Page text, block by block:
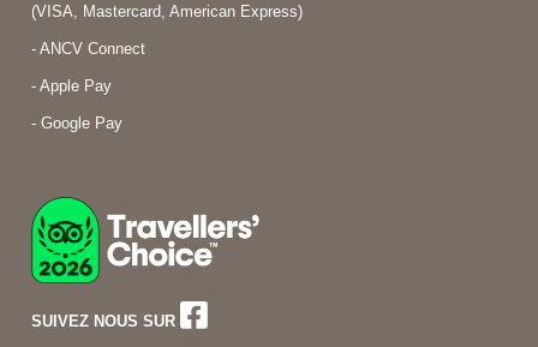
(VISA, Mastercard, American Express)
- ANCV Connect
- Apple Pay
- Google Pay
SUIVEZ NOUS SUR